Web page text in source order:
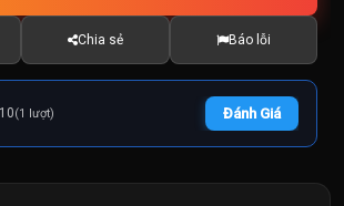
Chia sẻ Báo lỗi
10(1 lượt) Đánh Giá